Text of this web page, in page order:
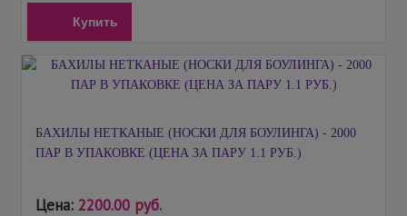
Купить
БАХИЛЫ НЕТКАНЫЕ (НОСКИ ДЛЯ БОУЛИНГА) - 2000
ПАР В УПАКОВКЕ (ЦЕНА ЗА ПАРУ 1.1 РУБ.)
Цена: 2200.00 руб.